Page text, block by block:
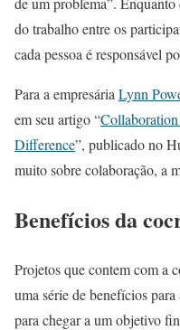
do trabalho entre os
cada pessoa é responsável
Para a empresária Lynn
em seu artigo “
Difference”, publicado no
muito sobre colaboração, a
Benefícios da
Projetos que contem com a
uma série de benefícios
para chegar a um objetivo